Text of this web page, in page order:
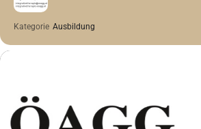
Kategorie Ausbildung